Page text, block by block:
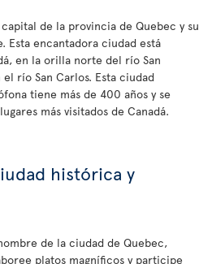
de la provincia de Quebec y su
Esta encantadora ciudad está
en la orilla norte del río San
río San Carlos. Esta ciudad
tiene más de 400 años y se
más visitados de Canadá.
histórica y
de la ciudad de Quebec,
platos magníficos y participe